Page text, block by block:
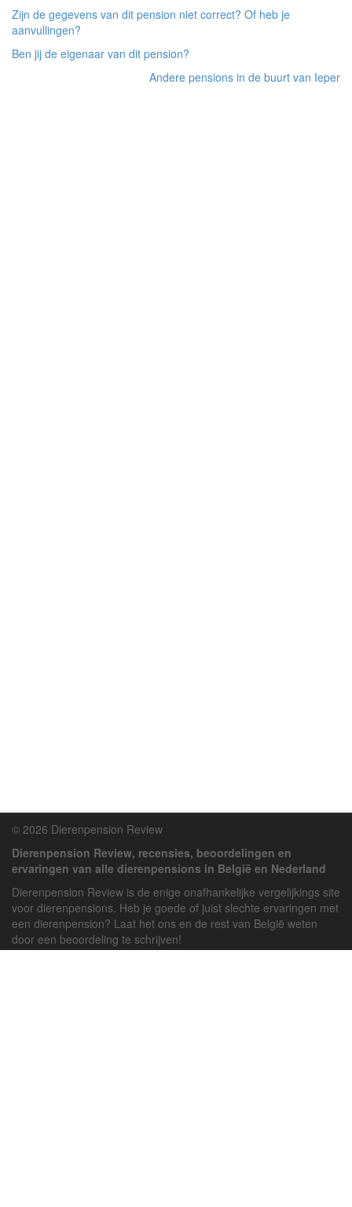
Zijn de gegevens van dit pension niet correct? Of heb je
aanvullingen?
Ben jij de eigenaar van dit pension?
Andere pensions in de buurt van Ieper
© 2026 Dierenpension Review
Dierenpension Review, recensies, beoordelingen en
ervaringen van alle dierenpensions in België en Nederland
Dierenpension Review is de enige onafhankelijke vergelijkings site
voor dierenpensions. Heb je goede of juist slechte ervaringen met
een dierenpension? Laat het ons en de rest van België weten
door een beoordeling te schrijven!